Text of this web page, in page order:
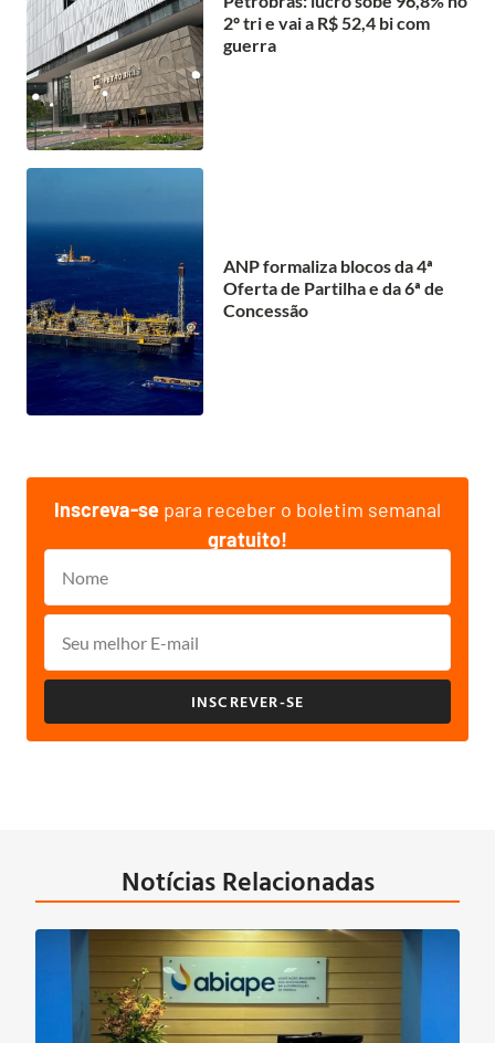
2º tri e vai a R$ 52,4 bi com
guerra
ANP formaliza blocos da 4ª
Oferta de Partilha e da 6ª de
Concessão
Inscreva-se para receber o boletim semanal
gratuito!
INSCREVER-SE
Notícias Relacionadas